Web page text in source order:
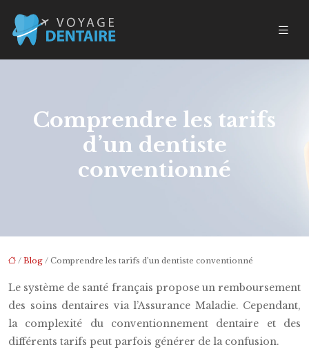
Comprendre les tarifs
d’un dentiste
conventionné
/ Blog / Comprendre les tarifs d’un dentiste conventionné
Le système de santé français propose un remboursement
des soins dentaires via l’Assurance Maladie. Cependant,
la complexité du conventionnement dentaire et des
différents tarifs peut parfois générer de la confusion.